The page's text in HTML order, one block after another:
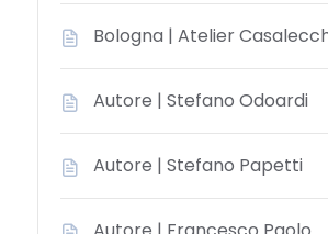
Bologna | Atelier
Autore | Stefano Odoardi
Autore | Stefano Papetti